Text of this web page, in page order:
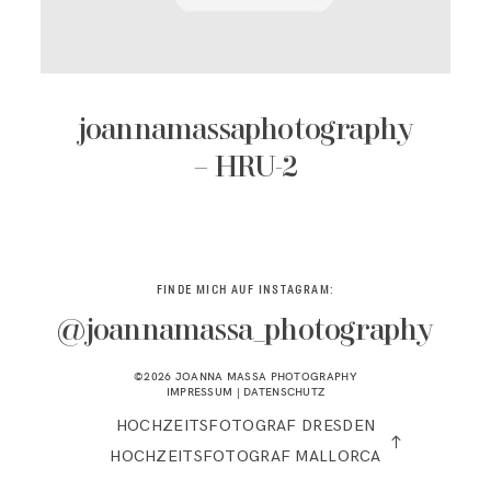
joannamassaphotography
– HRU-2
FINDE MICH AUF INSTAGRAM:
@joannamassa_photography
©2026 JOANNA MASSA PHOTOGRAPHY
IMPRESSUM | DATENSCHUTZ
HOCHZEITSFOTOGRAF DRESDEN
HOCHZEITSFOTOGRAF MALLORCA